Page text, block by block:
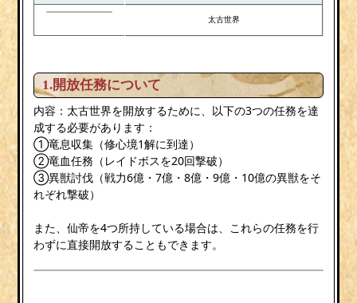
太古世界
1.開放任務について
内容：太古世界を開放するために、以下の3つの任務を達
成する必要があります：
①竜息収集（修心境1解に到達）
②竜血任務（レイドボスを20回撃破）
③異獣討伐（戦力6億・7億・8億・9億・10億の異獣をそ
れぞれ撃破）
また、仙帝を4つ所持している場合は、これらの任務を行
わずに直接開放することもできます。